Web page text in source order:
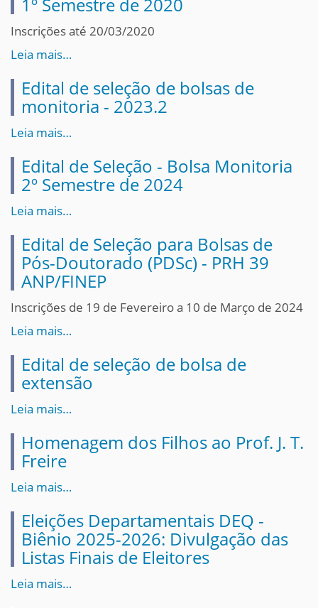
Inscrições até 20/03/2020
Leia mais…
Edital de seleção de bolsas de
monitoria - 2023.2
Leia mais…
Edital de Seleção - Bolsa Monitoria
2º Semestre de 2024
Leia mais…
Edital de Seleção para Bolsas de
Pós-Doutorado (PDSc) - PRH 39
ANP/FINEP
Inscrições de 19 de Fevereiro a 10 de Março de 2024
Leia mais…
Edital de seleção de bolsa de
extensão
Leia mais…
Homenagem dos Filhos ao Prof. J. T.
Freire
Leia mais…
Eleições Departamentais DEQ -
Biênio 2025-2026: Divulgação das
Listas Finais de Eleitores
Leia mais…